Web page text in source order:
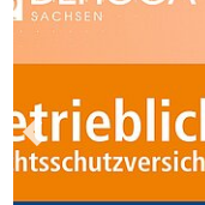
Previous